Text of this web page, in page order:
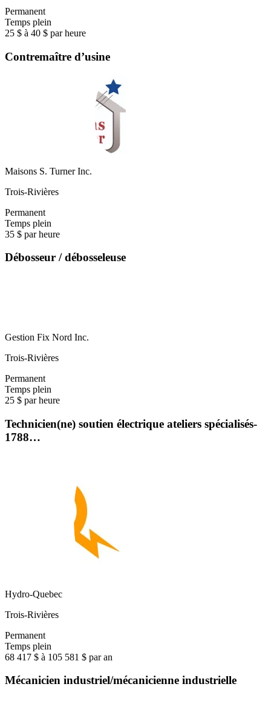
Permanent
Temps plein
25 $ à 40 $ par heure
Contremaître d’usine
Maisons S. Turner Inc.
Trois-Rivières
Permanent
Temps plein
35 $ par heure
Débosseur / débosseleuse
Gestion Fix Nord Inc.
Trois-Rivières
Permanent
Temps plein
25 $ par heure
Technicien(ne) soutien électrique ateliers spécialisés-
1788…
Hydro-Quebec
Trois-Rivières
Permanent
Temps plein
68 417 $ à 105 581 $ par an
Mécanicien industriel/mécanicienne industrielle